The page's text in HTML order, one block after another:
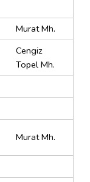
Murat Mh.
Cengiz
Topel Mh.
Murat Mh.